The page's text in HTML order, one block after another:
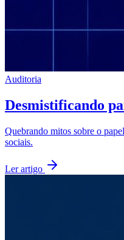
Auditoria
Desmistificando
Quebrando mitos sobre o
sociais.
Ler artigo